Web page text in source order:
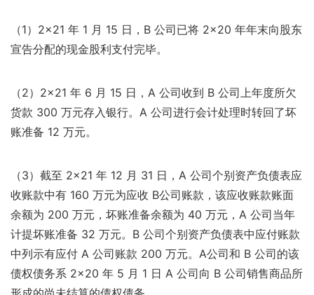
（1）2×21 年 1 月 15 日，B 公司已将 2×20 年年末向股东
宣告分配的现金股利支付完毕。
（2）2×21 年 6 月 15 日，A 公司收到 B 公司上年度所欠
货款 300 万元存入银行。A 公司进行会计处理时转回了坏
账准备 12 万元。
（3）截至 2×21 年 12 月 31 日，A 公司个别资产负债表应
收账款中有 160 万元为应收 B公司账款，该应收账款账面
余额为 200 万元，坏账准备余额为 40 万元，A 公司当年
计提坏账准备 32 万元。B 公司个别资产负债表中应付账款
中列示有应付 A 公司账款 200 万元。A公司和 B 公司的该
债权债务系 2×20 年 5 月 1 日 A 公司向 B 公司销售商品所